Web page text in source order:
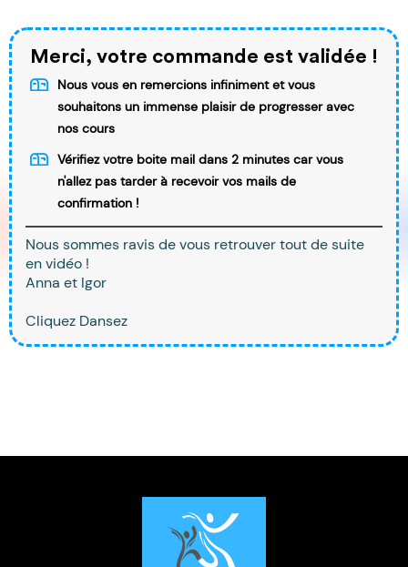
Merci, votre commande est validée !
Nous vous en remercions infiniment et vous
souhaitons un immense plaisir de progresser avec
nos cours
Vérifiez votre boite mail dans 2 minutes car vous
n'allez pas tarder à recevoir vos mails de
confirmation !
Nous sommes ravis de vous retrouver tout de suite
en vidéo !
Anna et Igor
Cliquez Dansez